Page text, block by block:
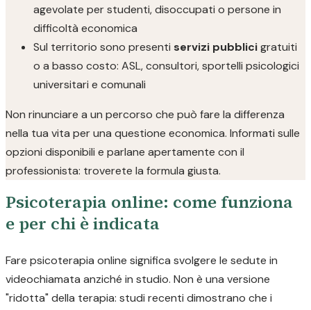
agevolate per studenti, disoccupati o persone in
difficoltà economica
Sul territorio sono presenti servizi pubblicigratuiti
o a basso costo: ASL, consultori, sportelli psicologici
universitari e comunali
Non rinunciare a un percorso che può fare la differenza
nella tua vita per una questione economica. Informati sulle
opzioni disponibili e parlane apertamente con il
professionista: troverete la formula giusta.
Psicoterapia online: come funziona
e per chi è indicata
Fare psicoterapia online significa svolgere le sedute in
videochiamata anziché in studio. Non è una versione
"ridotta" della terapia: studi recenti dimostrano che i